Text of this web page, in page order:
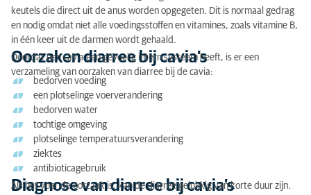
keutels die direct uit de anus worden opgegeten. Dit is normaal gedrag
en nodig omdat niet alle voedingsstoffen en vitamines, zoals vitamine B,
in één keer uit de darmen wordt gehaald.
Oorzaken diarree bij cavia’s
Doordat een cavia een gevoelig intern systeem heeft, is er een
verzameling van oorzaken van diarree bij de cavia:
bedorven voeding
een plotselinge voerverandering
bedorven water
tochtige omgeving
plotselinge temperatuursverandering
ziektes
antibioticagebruik
Diagnose van diarree bij cavia’s
Als het voer de oorzaak is, kan de diarree gelukkig van korte duur zijn.